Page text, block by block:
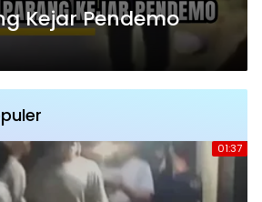
Kejar Pendemo
01:37